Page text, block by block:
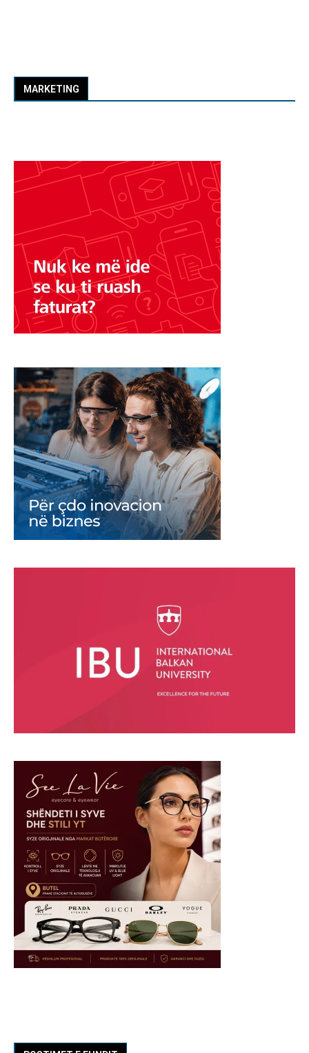
MARKETING